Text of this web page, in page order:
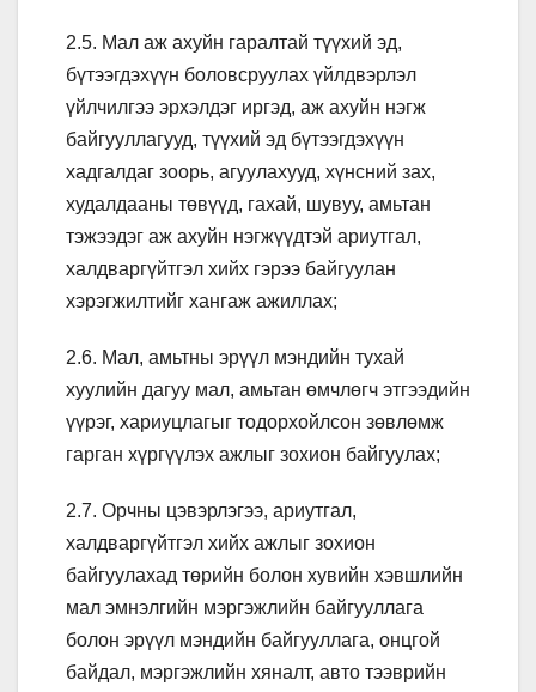
2.5. Мал аж ахуйн гаралтай түүхий эд,
бүтээгдэхүүн боловсруулах үйлдвэрлэл
үйлчилгээ эрхэлдэг иргэд, аж ахуйн нэгж
байгууллагууд, түүхий эд бүтээгдэхүүн
хадгалдаг зоорь, агуулахууд, хүнсний зах,
худалдааны төвүүд, гахай, шувуу, амьтан
тэжээдэг аж ахуйн нэгжүүдтэй ариутгал,
халдваргүйтгэл хийх гэрээ байгуулан
хэрэгжилтийг хангаж ажиллах;
2.6. Мал, амьтны эрүүл мэндийн тухай
хуулийн дагуу мал, амьтан өмчлөгч этгээдийн
үүрэг, хариуцлагыг тодорхойлсон зөвлөмж
гарган хүргүүлэх ажлыг зохион байгуулах;
2.7. Орчны цэвэрлэгээ, ариутгал,
халдваргүйтгэл хийх ажлыг зохион
байгуулахад төрийн болон хувийн хэвшлийн
мал эмнэлгийн мэргэжлийн байгууллага
болон эрүүл мэндийн байгууллага, онцгой
байдал, мэргэжлийн хяналт, авто тээврийн